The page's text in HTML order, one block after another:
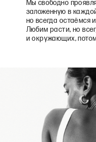
Мы свободно
заложенную в
но всегда остаёмся
Любим расти, но
и окружающих,